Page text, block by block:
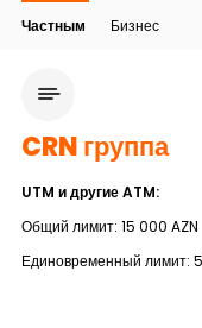
Частным Бизнес
CRN группа
UTM и другие ATM:
Общий лимит: 15 000 AZN
Единовременный лимит: